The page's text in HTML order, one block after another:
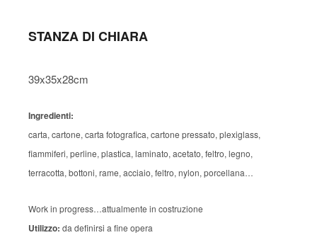
STANZA DI CHIARA
39x35x28cm
Ingredienti:
carta, cartone, carta fotografica, cartone pressato, plexiglass,
fiammiferi, perline, plastica, laminato, acetato, feltro, legno,
terracotta, bottoni, rame, acciaio, feltro, nylon, porcellana…
Work in progress…attualmente in costruzione
Utilizzo: da definirsi a fine opera